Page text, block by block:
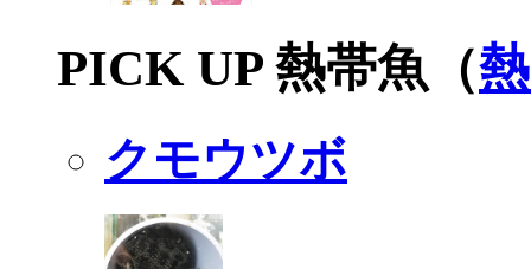
PICK UP 熱帯魚（
クモウツボ